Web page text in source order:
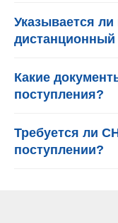
Указывается
Какие
поступления?
Требуется ли
поступлении?